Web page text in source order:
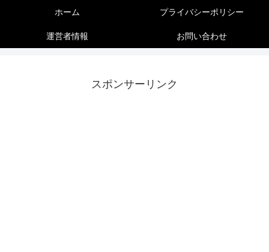
ホーム プライバシーポリシー
運営者情報 お問い合わせ
スポンサーリンク